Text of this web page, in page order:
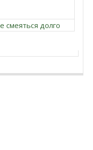
смеяться долго